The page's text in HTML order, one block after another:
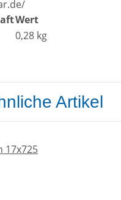
Wert
0,28 kg
Artikel